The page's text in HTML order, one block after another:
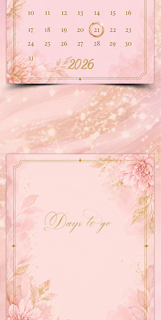
2026
Days to go